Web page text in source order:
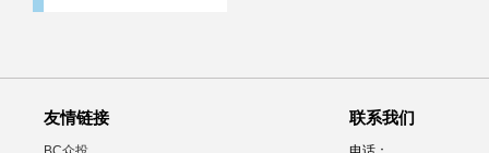
友情链接 联系我们